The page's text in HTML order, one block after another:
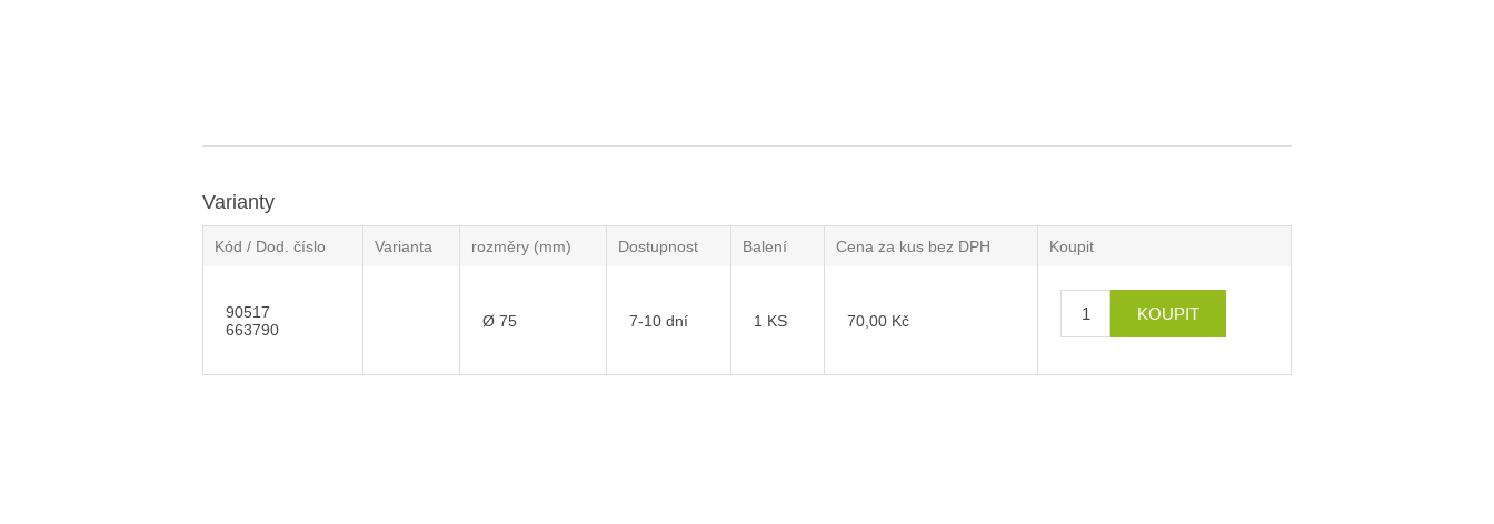
Varianty
Kód / Dod. číslo Varianta rozměry (mm) Dostupnost Balení Cena za kus bez DPH Koupit
90517
663790
Ø 75 7-10 dní 1 KS 70,00 Kč